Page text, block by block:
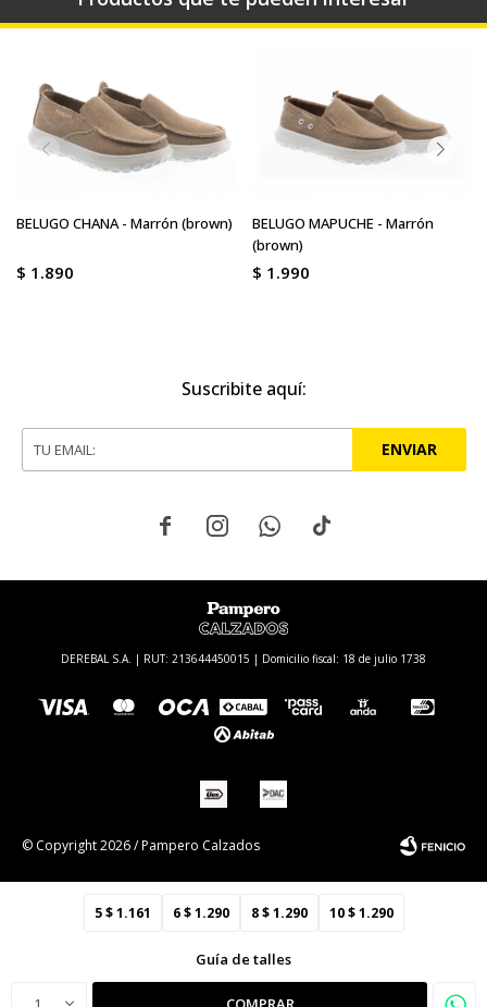
5$ 1.161 6$ 1.290 8$ 1.290 10$ 1.290
Guía de talles
BELUGO CHANA - Marrón (brown)
$ 1.890
BELUGO MAPUCHE - Marrón
(brown)
$ 1.990
Suscribite aquí:
ENVIAR
   
DEREBAL S.A. | RUT: 213644450015 | Domicilio fiscal: 18 de julio 1738
© Copyright 2026 / Pampero Calzados